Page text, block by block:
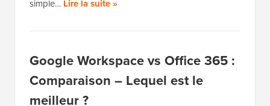
simple… Lire la suite »
Google Workspace vs Office 365 :
Comparaison – Lequel est le
meilleur ?